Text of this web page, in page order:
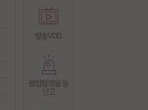
벽자막
진짜잼있어요 스샷 꼭보세요 1080